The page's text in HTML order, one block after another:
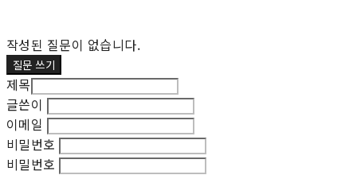
작성된 질문이 없습니다.
질문 쓰기
제목
글쓴이
이메일
비밀번호
비밀번호